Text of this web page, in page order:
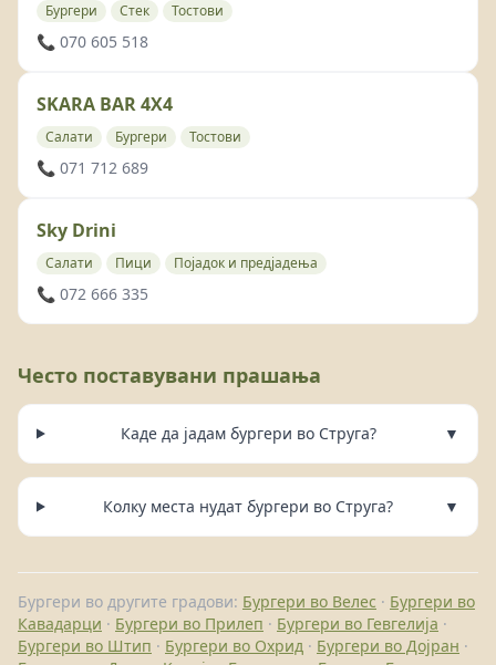
Бургери Стек Тостови
📞 070 605 518
SKARA BAR 4X4
Салати Бургери Тостови
📞 071 712 689
Sky Drini
Салати Пици Појадок и предјадења
📞 072 666 335
Често поставувани прашања
Каде да јадам бургери во Струга? ▼
Колку места нудат бургери во Струга? ▼
Бургери во другите градови: Бургери во Велес · Бургери во
Кавадарци · Бургери во Прилеп · Бургери во Гевгелија ·
Бургери во Штип · Бургери во Охрид · Бургери во Дојран ·